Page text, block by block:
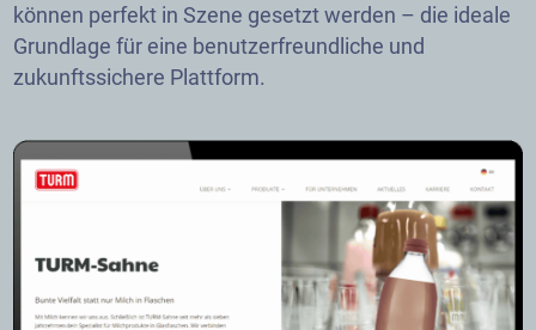
können perfekt in Szene gesetzt werden – die ideale
Grundlage für eine benutzerfreundliche und
zukunftssichere Plattform.